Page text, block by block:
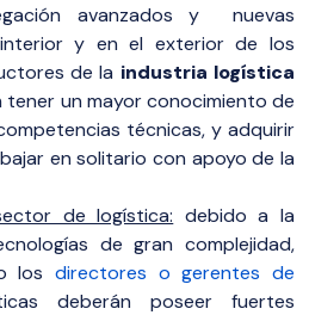
avanzados y nuevas
y en el exterior de los
de la industria logística
tener un mayor conocimiento de
técnicas, y adquirir
en solitario con apoyo de la
de logística: debido a la
de gran complejidad,
los directores ogerentes de
deberán poseer fuertes